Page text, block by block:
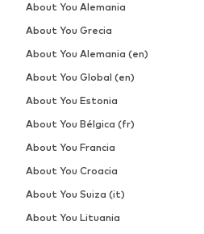
About You Alemania
About You Grecia
About You Alemania (en)
About You Global (en)
About You Estonia
About You Bélgica (fr)
About You Francia
About You Croacia
About You Suiza (it)
About You Lituania